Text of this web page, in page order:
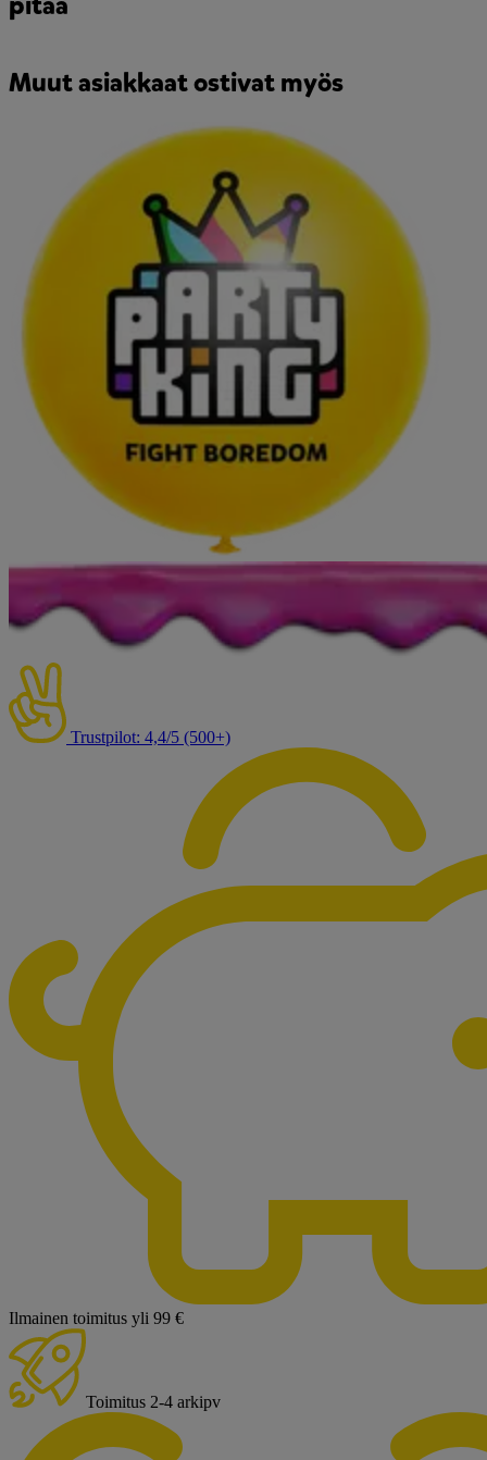
Muut asiakkaat ostivat myös
Trustpilot: 4,4/5 (500+)
Ilmainen toimitus yli 99 €
Toimitus 2-4 arkipv